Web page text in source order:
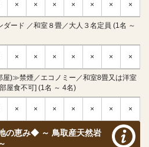
× × × × × × ×
ード ／和室８畳／大人３名定員 (1名 ～
× × × × × × ×
)≫禁煙／エコノミー／和室8畳又は洋室
屋食不可] (1名 ～ 4名)
× × × × × × ×
の恵み◆ ～ 鳥取産天然岩